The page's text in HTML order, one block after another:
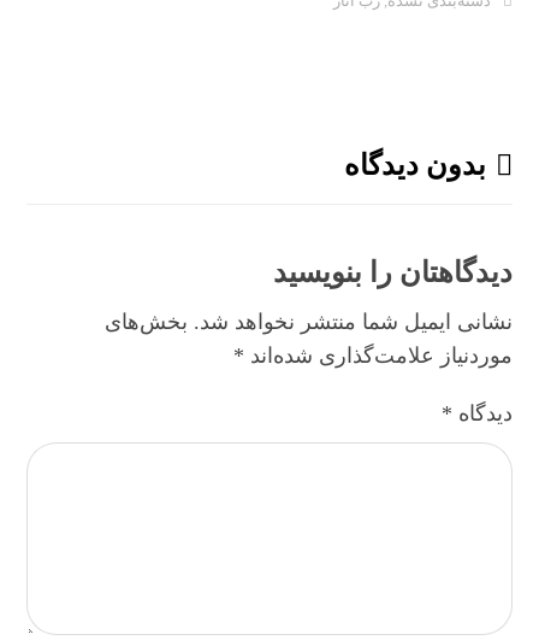
بدون دیدگاه
دیدگاهتان را بنویسید
نشانی ایمیل شما منتشر نخواهد شد. بخش‌های
موردنیاز علامت‌گذاری شده‌اند *
دیدگاه *